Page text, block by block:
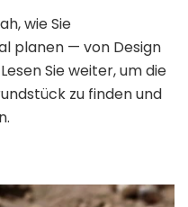
wie Sie
planen — von Design
Sie weiter, um die
zu finden und